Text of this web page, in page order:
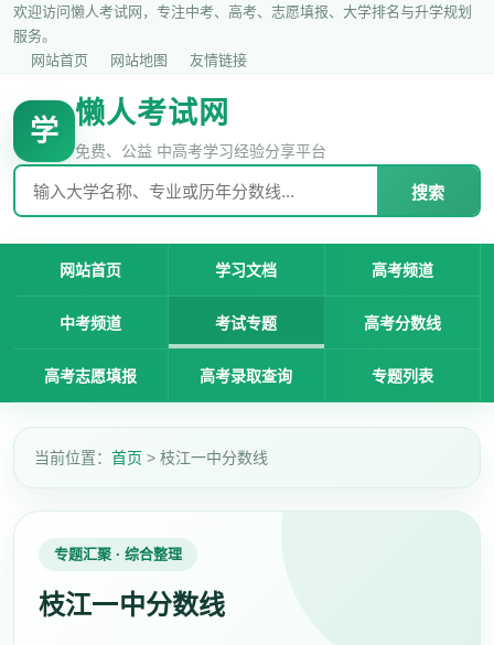
欢迎访问懒人考试网，专注中考、高考、志愿填报、大学排名与升学规划
服务。
网站首页
网站地图 友情链接
学
懒人考试网
免费、公益 中高考学习经验分享平台
搜索
网站首页 学习文档 高考频道
中考频道 考试专题 高考分数线
高考志愿填报 高考录取查询 专题列表
当前位置： 首页 > 枝江一中分数线
专题汇聚 · 综合整理
枝江一中分数线